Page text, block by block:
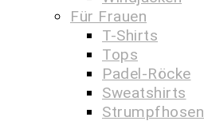
Für Frauen
T-Shirts
Tops
Padel-Röcke
Sweatshirts
Strumpfhosen